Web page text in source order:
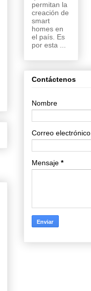
permitan la
creación de
smart
homes en
el país. Es
por esta ...
Contáctenos
Nombre
Correo electrónico
Mensaje *